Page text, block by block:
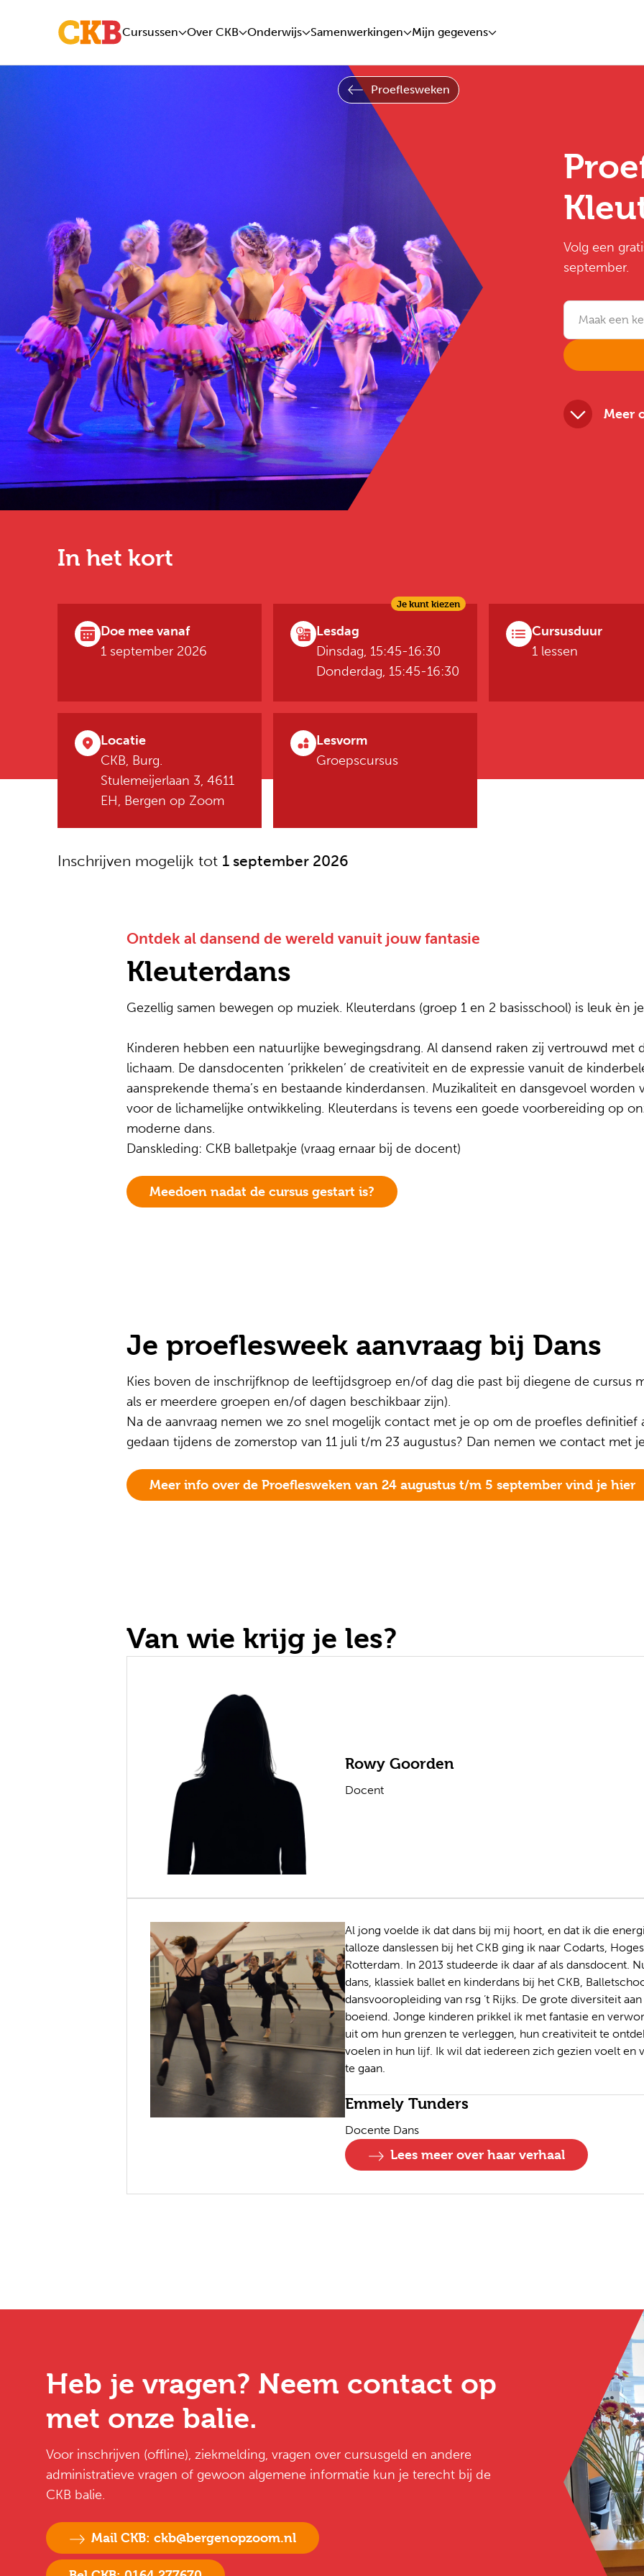
Cursussen Over CKB Onderwijs Samenwerkingen Mijn gegevens
Proeflesweken
Volg een
september.
Meer
In het kort
Doe mee vanaf
1 september 2026
Je kunt kiezen
Lesdag
Dinsdag, 15:45-16:30
Donderdag, 15:45-16:30
Cursusduur
1 lessen
Locatie
CKB, Burg.
Stulemeijerlaan 3, 4611
EH, Bergen op Zoom
Lesvorm
Groepscursus
Inschrijven mogelijk tot 1 september 2026
Ontdek al dansend de wereld vanuit jouw fantasie
Kleuterdans
Gezellig samen bewegen op muziek. Kleuterdans (groep 1 en 2 basisschool) is leuk èn
Kinderen hebben een natuurlijke bewegingsdrang. Al dansend raken zij vertrouwd met
lichaam. De dansdocenten ‘prikkelen’ de creativiteit en de expressie vanuit de
aansprekende thema’s en bestaande kinderdansen. Muzikaliteit en dansgevoel worden
voor de lichamelijke ontwikkeling. Kleuterdans is tevens een goede voorbereiding op
moderne dans.
Danskleding: CKB balletpakje (vraag ernaar bij de docent)
Meedoen nadat de cursus gestart is?
Je proeflesweek aanvraag bij Dans
Kies boven de inschrijfknop de leeftijdsgroep en/of dag die past bij diegene de cursus
als er meerdere groepen en/of dagen beschikbaar zijn).
Na de aanvraag nemen we zo snel mogelijk contact met je op om de proefles definitief
gedaan tijdens de zomerstop van 11 juli t/m 23 augustus? Dan nemen we contact met
Meer info over de Proeflesweken van 24 augustus t/m 5 september vind je hier
Van wie krijg je les?
Rowy Goorden
Docent
Al jong voelde ik dat dans bij mij hoort, en dat ik die
talloze danslessen bij het CKB ging ik naar Codarts,
Rotterdam. In 2013 studeerde ik daar af als dansdocent.
dans, klassiek ballet en kinderdans bij het CKB,
dansvooropleiding van rsg ’t Rijks. De grote diversiteit
boeiend. Jonge kinderen prikkel ik met fantasie en
uit om hun grenzen te verleggen, hun creativiteit te
voelen in hun lijf. Ik wil dat iedereen zich gezien voelt en
te gaan.
Emmely Tunders
Docente Dans
Lees meer over haar verhaal
Heb je vragen? Neem contact op
met onze balie.
Voor inschrijven (offline), ziekmelding, vragen over cursusgeld en andere
administratieve vragen of gewoon algemene informatie kun je terecht bij de
CKB balie.
Mail CKB: ckb@bergenopzoom.nl